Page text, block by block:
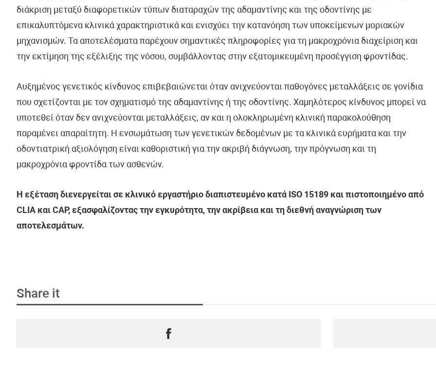
διάκριση μεταξύ διαφορετικών τύπων διαταραχών της αδαμαντίνης και της οδοντίνης με
επικαλυπτόμενα κλινικά χαρακτηριστικά και ενισχύει την κατανόηση των υποκείμενων μοριακών
μηχανισμών. Τα αποτελέσματα παρέχουν σημαντικές πληροφορίες για τη μακροχρόνια διαχείριση και
την εκτίμηση της εξέλιξης της νόσου, συμβάλλοντας στην εξατομικευμένη προσέγγιση φροντίδας.
Αυξημένος γενετικός κίνδυνος επιβεβαιώνεται όταν ανιχνεύονται παθογόνες μεταλλάξεις σε γονίδια
που σχετίζονται με τον σχηματισμό της αδαμαντίνης ή της οδοντίνης. Χαμηλότερος κίνδυνος μπορεί να
υποτεθεί όταν δεν ανιχνεύονται μεταλλάξεις, αν και η ολοκληρωμένη κλινική παρακολούθηση
παραμένει απαραίτητη. Η ενσωμάτωση των γενετικών δεδομένων με τα κλινικά ευρήματα και την
οδοντιατρική αξιολόγηση είναι καθοριστική για την ακριβή διάγνωση, την πρόγνωση και τη
μακροχρόνια φροντίδα των ασθενών.
Η εξέταση διενεργείται σε κλινικό εργαστήριο διαπιστευμένο κατά ISO 15189 και πιστοποιημένο από
CLIA και CAP, εξασφαλίζοντας την εγκυρότητα, την ακρίβεια και τη διεθνή αναγνώριση των
αποτελεσμάτων.
Share it